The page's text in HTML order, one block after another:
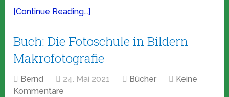
[Continue Reading...]
Buch: Die Fotoschule in Bildern
Makrofotografie
Bernd 24. Mai 2021 Bücher
Keine
Kommentare